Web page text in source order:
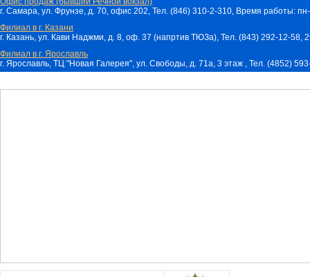
г. Самара, ул. Фрунзе, д. 70, офис 202, Тел. (846) 310-2-310, Время работы:
Филиал в г. Казани
г. Казань, ул. Кави Наджми, д. 8, оф. 37 (напртив ТЮЗа), Тел. (843) 292-12-
Филиал в г. Ярославль
г. Ярославль, ТЦ "Новая Галерея", ул. Свободы, д. 71a, 3 этаж , Тел. (4852)